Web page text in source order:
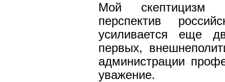
Мой скептицизм
перспектив
усиливается еще
первых,
администрации
уважение.